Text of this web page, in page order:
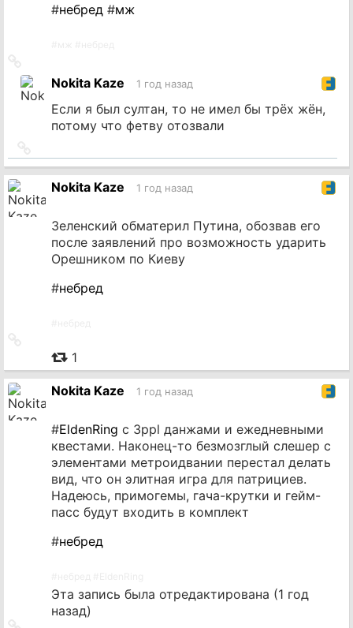
#небред #мж
на
источникNokita Kaze 1 год назад
Если я был султан, то не имел бы трёх жён,
потому что фетву отозвали
на
источник
Nokita Kaze 1 год назад
Зеленский обматерил Путина, обозвав его
после заявлений про возможность ударить
Орешником по Киеву
#небред
источник
1
Nokita Kaze 1 год назад
#EldenRing с 3ppl данжами и ежедневными
квестами. Наконец-то безмозглый слешер с
элементами метроидвании перестал делать
вид, что он элитная игра для патрициев.
Надеюсь, примогемы, гача-крутки и гейм-
пасс будут входить в комплект
#небред
Эта запись была отредактирована (1 год
назад)